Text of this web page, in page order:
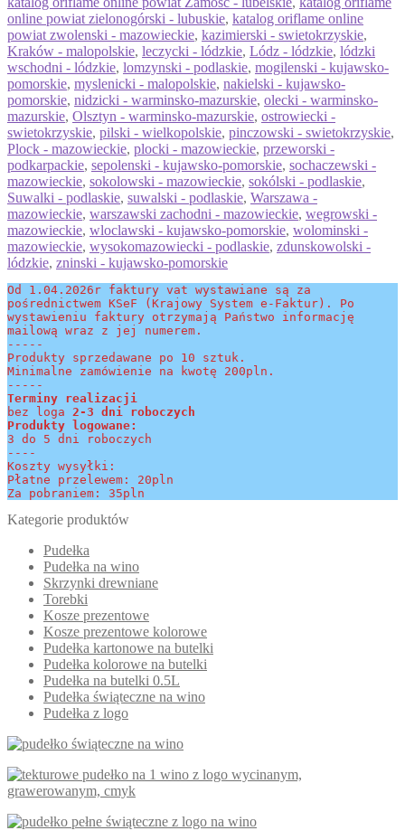
online powiat zielonogórski - lubuskie, katalog oriflame online
powiat zwolenski - mazowieckie, kazimierski - swietokrzyskie,
Kraków - malopolskie, leczycki - lódzkie, Lódz - lódzkie, lódzki
wschodni - lódzkie, lomzynski - podlaskie, mogilenski - kujawsko-
pomorskie, myslenicki - malopolskie, nakielski - kujawsko-
pomorskie, nidzicki - warminsko-mazurskie, olecki - warminsko-
mazurskie, Olsztyn - warminsko-mazurskie, ostrowiecki -
swietokrzyskie, pilski - wielkopolskie, pinczowski - swietokrzyskie,
Plock - mazowieckie, plocki - mazowieckie, przeworski -
podkarpackie, sepolenski - kujawsko-pomorskie, sochaczewski -
mazowieckie, sokolowski - mazowieckie, sokólski - podlaskie,
Suwalki - podlaskie, suwalski - podlaskie, Warszawa -
mazowieckie, warszawski zachodni - mazowieckie, wegrowski -
mazowieckie, wloclawski - kujawsko-pomorskie, wolominski -
mazowieckie, wysokomazowiecki - podlaskie, zdunskowolski -
lódzkie, zninski - kujawsko-pomorskie
Od 1.04.2026r faktury vat wystawiane są za
pośrednictwem KSeF (Krajowy System e-Faktur). Po
wystawieniu faktury otrzymają Państwo informację
mailową wraz z jej numerem.
-----
Produkty sprzedawane po 10 sztuk.
Minimalne zamówienie na kwotę 200pln.
-----
Terminy realizacji
bez loga 2-3 dni roboczych
Produkty logowane:
3 do 5 dni roboczych
----
Koszty wysyłki:
Płatne przelewem: 20pln
Za pobraniem: 35pln
Kategorie produktów
Pudełka
Pudełka na wino
Skrzynki drewniane
Torebki
Kosze prezentowe
Kosze prezentowe kolorowe
Pudełka kartonowe na butelki
Pudełka kolorowe na butelki
Pudełka na butelki 0.5L
Pudełka świąteczne na wino
Pudełka z logo